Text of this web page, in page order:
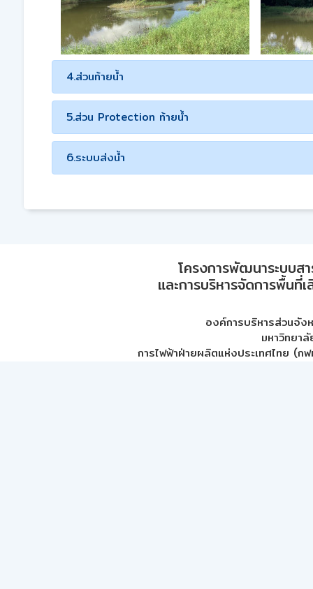
4.ส่วนท้ายน้ำ
5.ส่วน Protection ท้ายน้ำ
6.ระบบส่งน้ำ
โครงการพัฒนาระบบส
และการบริหารจัดการพื้นที่
องค์การบริหารส่วนจัง
มหาวิทยา
การไฟฟ้าฝ่ายผลิตแห่งประเทศไทย (กฟ